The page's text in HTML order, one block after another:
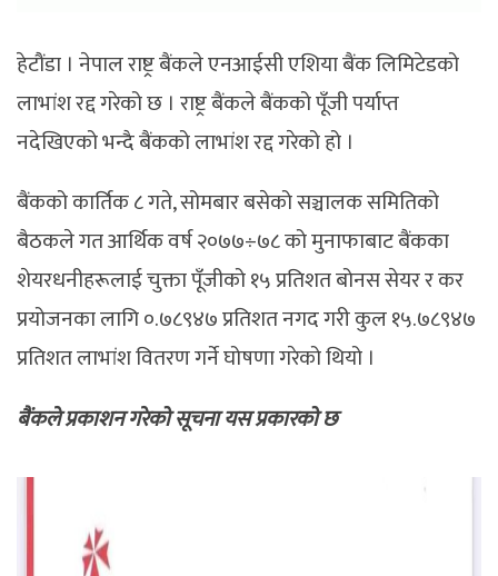
हेटौंडा । नेपाल राष्ट्र बैंकले एनआईसी एशिया बैंक लिमिटेडको
लाभांश रद्द गरेको छ । राष्ट्र बैंकले बैंकको पूँजी पर्याप्त
नदेखिएको भन्दै बैंकको लाभांश रद्द गरेको हो ।
बैंकको कार्तिक ८ गते, सोमबार बसेको सञ्चालक समितिको
बैठकले गत आर्थिक वर्ष २०७७÷७८ को मुनाफाबाट बैंकका
शेयरधनीहरूलाई चुक्ता पूँजीको १५ प्रतिशत बोनस सेयर र कर
प्रयोजनका लागि ०.७८९४७ प्रतिशत नगद गरी कुल १५.७८९४७
प्रतिशत लाभांश वितरण गर्ने घोषणा गरेको थियो ।
बैंकले प्रकाशन गरेको सूचना यस प्रकारको छ